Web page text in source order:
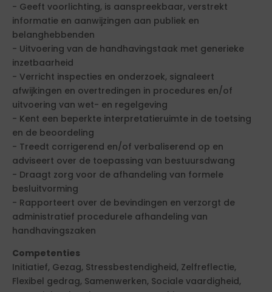
- Geeft voorlichting, is aanspreekbaar, verstrekt
informatie en aanwijzingen aan publiek en
belanghebbenden
- Uitvoering van de handhavingstaak met generieke
inzetbaarheid
- Verricht inspecties en onderzoek, signaleert
afwijkingen en overtredingen in procedures en/of
uitvoering van wet- en regelgeving
- Kent een beperkte interpretatieruimte in de toetsing
en de beoordeling
- Treedt corrigerend en/of verbaliserend op en
adviseert over de toepassing van bestuursdwang
- Draagt zorg voor de afhandeling van formele
besluitvorming
- Rapporteert over de bevindingen en verzorgt de
administratief procedurele afhandeling van
handhavingszaken
Competenties
Initiatief, Gezag, Stressbestendigheid, Zelfreflectie,
Flexibel gedrag, Samenwerken, Sociale vaardigheid,